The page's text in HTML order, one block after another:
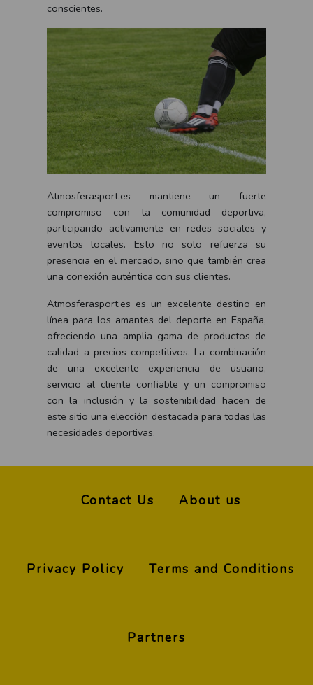
conscientes.
Atmosferasport.es mantiene un fuerte
compromiso con la comunidad deportiva,
participando activamente en redes sociales y
eventos locales. Esto no solo refuerza su
presencia en el mercado, sino que también crea
una conexión auténtica con sus clientes.
Atmosferasport.es es un excelente destino en
línea para los amantes del deporte en España,
ofreciendo una amplia gama de productos de
calidad a precios competitivos. La combinación
de una excelente experiencia de usuario,
servicio al cliente confiable y un compromiso
con la inclusión y la sostenibilidad hacen de
este sitio una elección destacada para todas las
necesidades deportivas.
Contact Us About us
Privacy Policy Terms and Conditions
Partners